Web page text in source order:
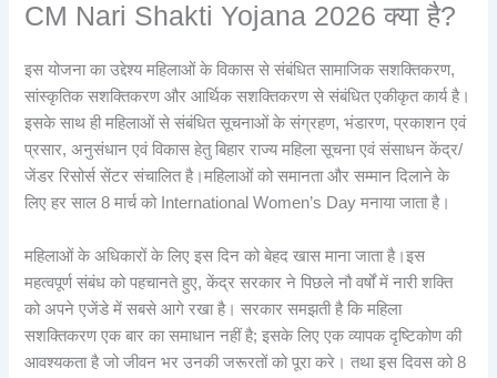
CM Nari Shakti Yojana 2026 क्या है?
इस योजना का उद्देश्य महिलाओं के विकास से संबंधित सामाजिक सशक्तिकरण,
सांस्कृतिक सशक्तिकरण और आर्थिक सशक्तिकरण से संबंधित एकीकृत कार्य है।
इसके साथ ही महिलाओं से संबंधित सूचनाओं के संग्रहण, भंडारण, प्रकाशन एवं
प्रसार, अनुसंधान एवं विकास हेतु बिहार राज्य महिला सूचना एवं संसाधन केंद्र/
जेंडर रिसोर्स सेंटर संचालित है।महिलाओं को समानता और सम्मान दिलाने के
लिए हर साल 8 मार्च को International Women’s Day मनाया जाता है।
महिलाओं के अधिकारों के लिए इस दिन को बेहद खास माना जाता है।इस
महत्वपूर्ण संबंध को पहचानते हुए, केंद्र सरकार ने पिछले नौ वर्षों में नारी शक्ति
को अपने एजेंडे में सबसे आगे रखा है। सरकार समझती है कि महिला
सशक्तिकरण एक बार का समाधान नहीं है; इसके लिए एक व्यापक दृष्टिकोण की
आवश्यकता है जो जीवन भर उनकी जरूरतों को पूरा करे। तथा इस दिवस को 8